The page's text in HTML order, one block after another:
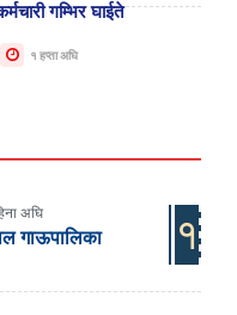
गम्भिर घाईते
१ हप्ता अघि
अघि
गाऊपालिका १